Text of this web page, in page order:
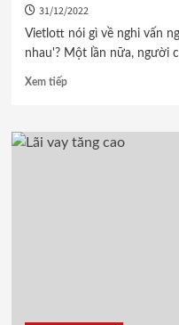
31/12/2022
Vietlott nói gì về nghi vấn
nhau'? Một lần nữa, người
Xem tiếp